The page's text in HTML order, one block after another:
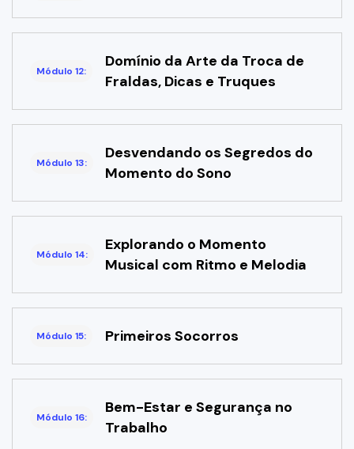
Módulo 12:
Domínio da Arte da Troca de
Fraldas, Dicas e Truques
Módulo 13:
Desvendando os Segredos do
Momento do Sono
Módulo 14:
Explorando o Momento
Musical com Ritmo e Melodia
Módulo 15: Primeiros Socorros
Módulo 16:
Bem-Estar e Segurança no
Trabalho